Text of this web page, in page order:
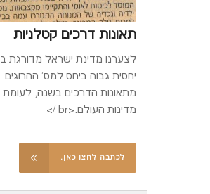
תאונות דרכים קטלניות
לצערנו מדינת ישראל מדורגת
יחסית גבוה ביחס למס' ההרוגים
מתאונות הדרכים בשנה,
מדינות העולם.<br />
לכתבה לחצו כאן.